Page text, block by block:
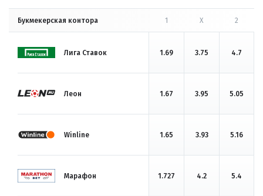
Букмекерская контора 1 X 2
Лига Ставок 1.69 3.75 4.7
Леон 1.67 3.95 5.05
Winline 1.65 3.93 5.16
Марафон 1.727 4.2 5.4